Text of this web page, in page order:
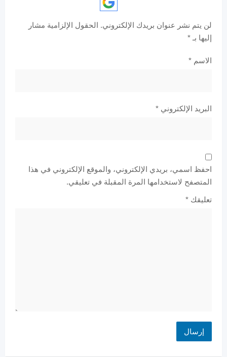
لن يتم نشر عنوان بريدك الإلكتروني. الحقول الإلزامية مشار
إليها بـ *
الاسم *
البريد الإلكتروني *
احفظ اسمي، بريدي الإلكتروني، والموقع الإلكتروني في هذا
المتصفح لاستخدامها المرة المقبلة في تعليقي.
تعليقك *